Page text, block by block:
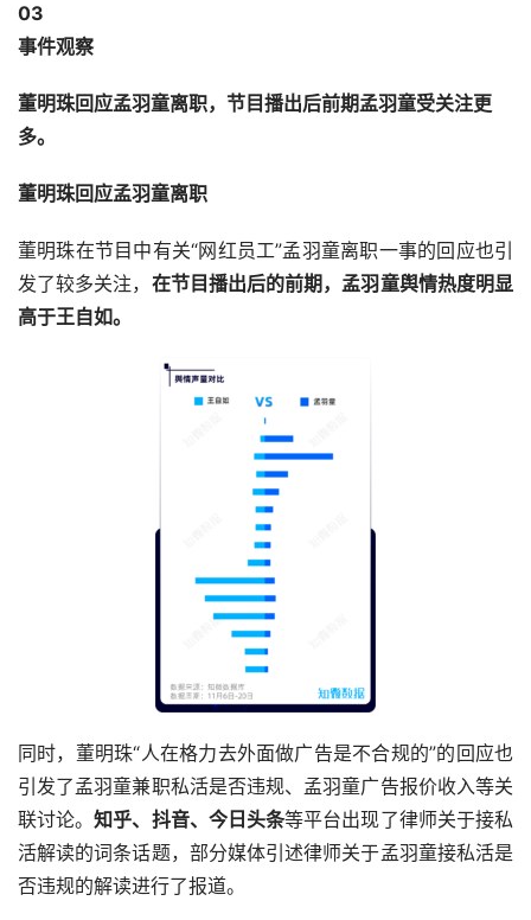
03
事件观察
董明珠回应孟羽童离职，节目播出后前期孟羽童受关注更
多。
董明珠回应孟羽童离职
董明珠在节目中有关“网红员工”孟羽童离职一事的回应也引
发了较多关注， 在节目播出后的前期，孟羽童舆情热度明显
高于王自如。
同时，董明珠“人在格力去外面做广告是不合规的”的回应也
引发了孟羽童兼职私活是否违规、孟羽童广告报价收入等关
联讨论。知乎、抖音、今日头条等平台出现了律师关于接私
活解读的词条话题，部分媒体引述律师关于孟羽童接私活是
否违规的解读进行了报道。